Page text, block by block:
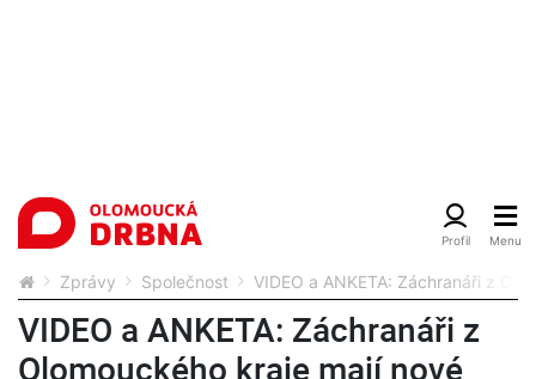
Zprávy Společnost VIDEO a ANKETA: Záchranáři z
VIDEO a ANKETA: Záchranáři z
Olomouckého kraje mají nové